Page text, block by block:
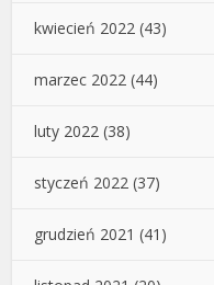
kwiecień 2022 (43)
marzec 2022 (44)
luty 2022 (38)
styczeń 2022 (37)
grudzień 2021 (41)